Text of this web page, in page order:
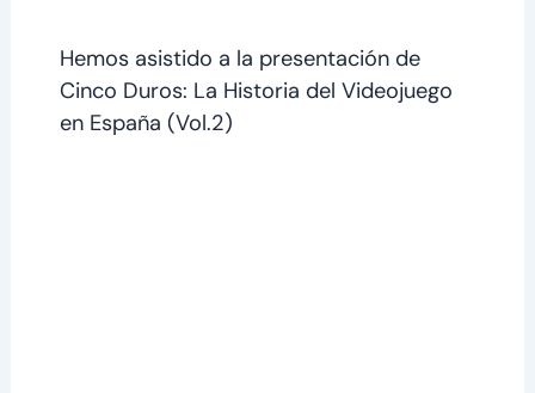
Hemos asistido a la presentación de
Cinco Duros: La Historia del Videojuego
en España (Vol.2)